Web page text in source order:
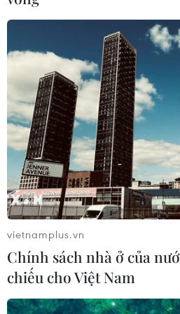
vietnamplus.vn
Chính sách nhà ở của
chiếu cho Việt Nam